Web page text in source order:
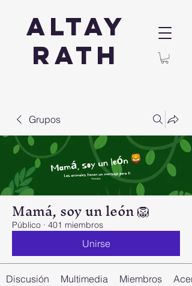
Altay
Rath
Grupos
Mamá, soy un león 🦁
Público · 401 miembros
Unirse
Discusión Multimedia Miembros